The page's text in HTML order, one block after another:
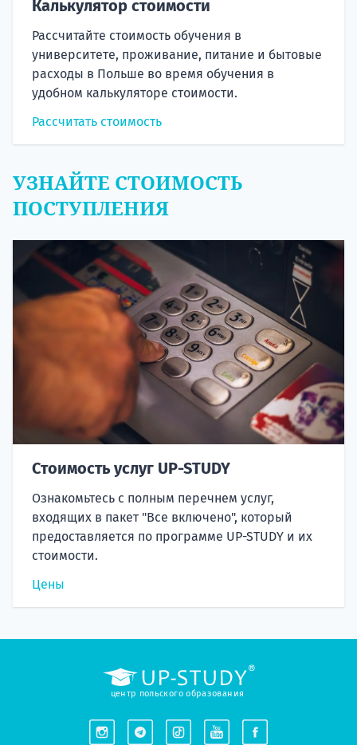
Калькулятор стоимости
Рассчитайте стоимость обучения в
университете, проживание, питание и бытовые
расходы в Польше во время обучения в
удобном калькуляторе стоимости.
Рассчитать стоимость
УЗНАЙТЕ СТОИМОСТЬ
ПОСТУПЛЕНИЯ
Стоимость услуг UP-STUDY
Ознакомьтесь с полным перечнем услуг,
входящих в пакет "Все включено", который
предоставляется по программе UP-STUDY и их
стоимости.
Цены
центр польского образования